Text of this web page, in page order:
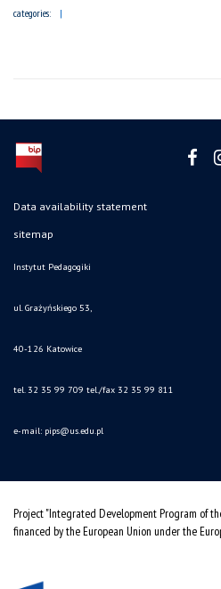
categories:
Data availability statement
sitemap
Instytut Pedagogiki
ul. Grażyńskiego 53,
40-126 Katowice
tel. 32 35 99 709 tel./fax 32 35 99 811
e-mail: pips@us.edu.pl
Project "Integrated Development Program of
financed by the European Union under the